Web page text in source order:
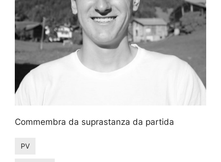
Commembra da suprastanza da partida
PV